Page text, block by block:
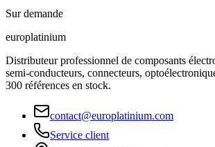
Sur demande
europlatinium
Distributeur professionnel de composants
semi-conducteurs, connecteurs,
300 références en stock.
contact@europlatinium.com
Service client